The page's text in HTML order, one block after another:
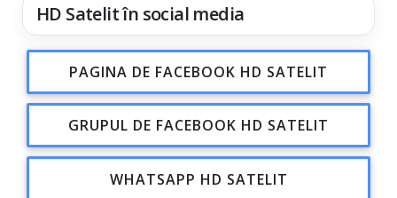
HD Satelit în social media
PAGINA DE FACEBOOK HD SATELIT
GRUPUL DE FACEBOOK HD SATELIT
WHATSAPP HD SATELIT